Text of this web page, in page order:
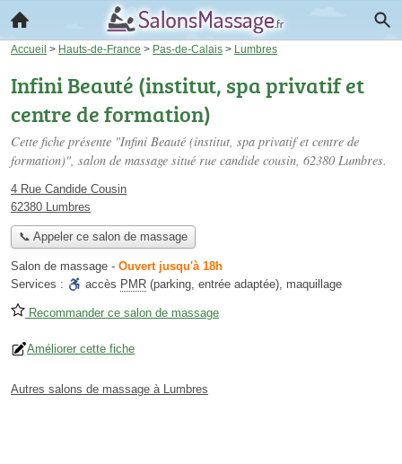
Accueil > Hauts-de-France > Pas-de-Calais > Lumbres
Infini Beauté (institut, spa privatif et
centre de formation)
Cette fiche présente "Infini Beauté (institut, spa privatif et centre de
formation)", salon de massage situé rue candide cousin, 62380 Lumbres.
4 Rue Candide Cousin
62380 Lumbres
📞 Appeler ce salon de massage
Salon de massage - Ouvert jusqu'à 18h
Services :
accès PMR (parking, entrée adaptée), maquillage
Recommander ce salon de massage
Améliorer cette fiche
Autres salons de massage à Lumbres